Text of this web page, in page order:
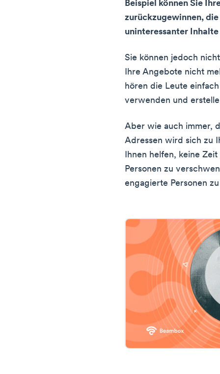
Beispiel können Sie
zurückzugewinnen,
uninteressanter
Sie können jedoch
Ihre Angebote nicht
hören die Leute
verwenden und
Aber wie auch immer,
Adressen wird sich zu
Ihnen helfen, keine
Personen zu
engagierte Personen